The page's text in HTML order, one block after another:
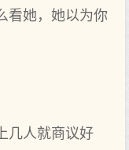
看她，她以为你
几人就商议好